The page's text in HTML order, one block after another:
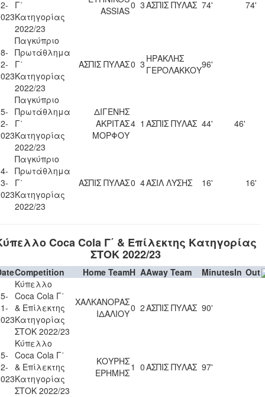
Γ΄
Κατηγορίας
2022/23
ASSIAS0 3ΑΣΠΙΣ ΠΥΛΑΣ 74' 74'
Παγκύπριο
Πρωτάθλημα
Γ΄
Κατηγορίας
2022/23
ΑΣΠΙΣ ΠΥΛΑΣ0 3 ΗΡΑΚΛΗΣ
ΓΕΡΟΛΑΚΚΟΥ96'
Παγκύπριο
Πρωτάθλημα
Γ΄
Κατηγορίας
2022/23
ΔΙΓΕΝΗΣ
ΑΚΡΙΤΑΣ
ΜΟΡΦΟΥ
4 1 ΑΣΠΙΣ ΠΥΛΑΣ 44' 46'
Παγκύπριο
Πρωτάθλημα
Γ΄
Κατηγορίας
2022/23
ΑΣΠΙΣ ΠΥΛΑΣ0 4ΑΣΙΛ ΛΥΣΗΣ 16' 16'
Coca Cola Γ΄ & Επίλεκτης Κατηγορίας
ΣΤΟΚ 2022/23
Competition Home TeamH AAway Team MinutesIn Out
Κύπελλο
Coca Cola Γ΄
& Επίλεκτης
Κατηγορίας
ΣΤΟΚ 2022/23
ΧΑΛΚΑΝΟΡΑΣ
ΙΔΑΛΙΟΥ0 2ΑΣΠΙΣ ΠΥΛΑΣ 90'
Κύπελλο
Coca Cola Γ΄
& Επίλεκτης
Κατηγορίας
ΣΤΟΚ 2022/23
ΚΟΥΡΗΣ
ΕΡΗΜΗΣ1 0ΑΣΠΙΣ ΠΥΛΑΣ 97'